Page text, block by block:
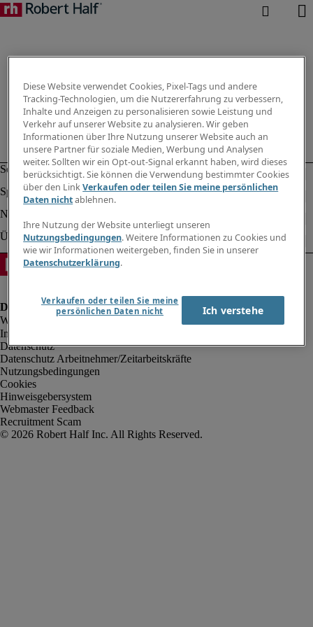
Impressum
Datenschutz
Datenschutz Arbeitnehmer/Zeitarbeitskräfte
Nutzungsbedingungen
Cookies
Hinweisgebersystem
Webmaster Feedback
Recruitment Scam
Diese Website verwendet Cookies, Pixel-Tags und andere
Tracking-Technologien, um die Nutzererfahrung zu verbessern,
Inhalte und Anzeigen zu personalisieren sowie Leistung und
Verkehr auf unserer Website zu analysieren. Wir geben
Informationen über Ihre Nutzung unserer Website auch an
unsere Partner für soziale Medien, Werbung und Analysen
weiter. Sollten wir ein Opt-out-Signal erkannt haben, wird dieses
berücksichtigt. Sie können die Verwendung bestimmter Cookies
über den LinkVerkaufen oder teilen Sie meine persönlichen
Daten nichtablehnen.
Ihre Nutzung der Website unterliegt unseren
Nutzungsbedingungen. Weitere Informationen zu Cookies und
wie wir Informationen weitergeben, finden Sie in unserer
Datenschutzerklärung.
Verkaufen oder teilen Sie meine
persönlichen Daten nicht
Ich verstehe